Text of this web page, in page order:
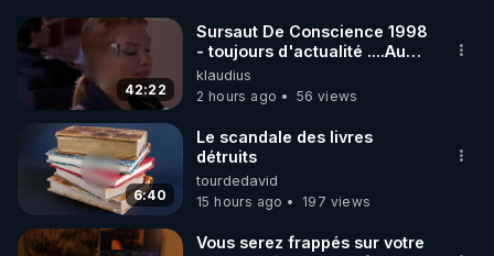
42:22
Sursaut De Conscience 1998
- toujours d'actualité ....Au
Dela Du Réel
klaudius
2 hours ago
56 views
6:40
Le scandale des livres
détruits
tourdedavid
15 hours ago
197 views
Vous serez frappés sur votre